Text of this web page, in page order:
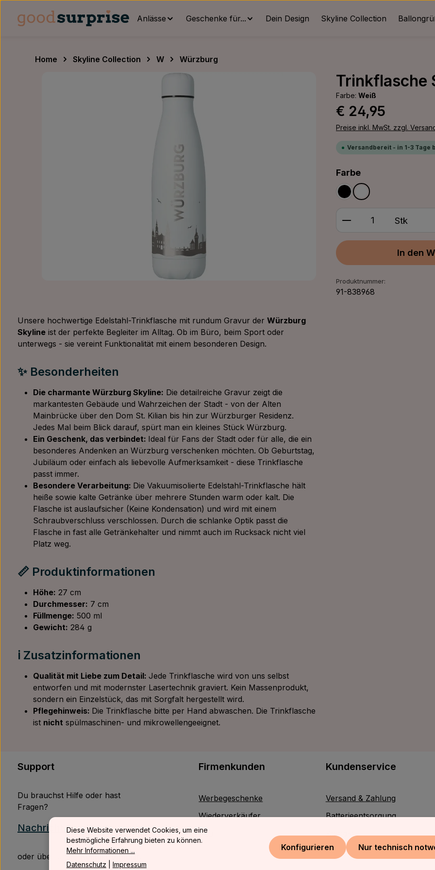
Hauptinhalt springen
Zur Hauptnavigation springen
Anlässe Geschenke für... Dein Design Skyline Collection
Home Skyline Collection W
Würzburg
Trinkflasche
Farbe: Weiß
Regulärer Preis:
€ 24,95
Preise inkl. MwSt. zzgl.
Versandbereit - in 1-3 Tage
Farbeauswählen
Schwarz
Weiß
Produkt Anzahl:
Stk
In den
Produktnummer:
91-838968
Unsere hochwertige Edelstahl-Trinkflasche mit rundum Gravur der Würzburg
Skyline ist der perfekte Begleiter im Alltag. Ob im Büro, beim Sport oder
unterwegs - sie vereint Funktionalität mit einem besonderen Design.
✨ Besonderheiten
Die charmante Würzburg Skyline: Die detailreiche Gravur zeigt die
markantesten Gebäude und Wahrzeichen der Stadt - von der Alten
Mainbrücke über den Dom St. Kilian bis hin zur Würzburger Residenz.
Jedes Mal beim Blick darauf, spürt man ein kleines Stück Würzburg.
Ein Geschenk, das verbindet: Ideal für Fans der Stadt oder für alle, die ein
besonderes Andenken an Würzburg verschenken möchten. Ob Geburtstag,
Jubiläum oder einfach als liebevolle Aufmerksamkeit - diese Trinkflasche
passt immer.
Besondere Verarbeitung: Die Vakuumisolierte Edelstahl-Trinkflasche hält
heiße sowie kalte Getränke über mehrere Stunden warm oder kalt. Die
Flasche ist auslaufsicher (Keine Kondensation) und wird mit einem
Schraubverschluss verschlossen. Durch die schlanke Optik passt die
Flasche in fast alle Getränkehalter und nimmt auch im Rucksack nicht viel
Platz weg.
📏 Produktinformationen
Höhe: 27 cm
Durchmesser: 7 cm
Füllmenge: 500 ml
Gewicht: 284 g
ℹ️ Zusatzinformationen
Qualität mit Liebe zum Detail: Jede Trinkflasche wird von uns selbst
entworfen und mit modernster Lasertechnik graviert. Kein Massenprodukt,
sondern ein Einzelstück, das mit Sorgfalt hergestellt wird.
Pflegehinweis: Die Trinkflasche bitte per Hand abwaschen. Die Trinkflasche
ist nicht spülmaschinen- und mikrowellengeeignet.
Support
Du brauchst Hilfe oder hast
Fragen?
Nachricht senden
oder über unserKontaktformular
Firmenkunden
Werbegeschenke
Wiederverkäufer
B2B
Kundenservice
Versand & Zahlung
Batterieentsorgung
Kontakt
Diese Website verwendet Cookies, um eine
bestmögliche Erfahrung bieten zu können.
Mehr Informationen ...
Datenschutz
Impressum
Nur technisch
Konfigurieren